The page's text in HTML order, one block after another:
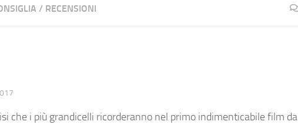
/ RECENSIONI
che i più grandicelli ricorderanno nel primo indimenticabile film da